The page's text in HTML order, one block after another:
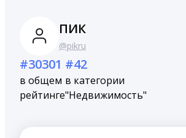
ПИК
@pikru
#30301
в общем
рейтинге
#42
в категории
"Недвижимость"